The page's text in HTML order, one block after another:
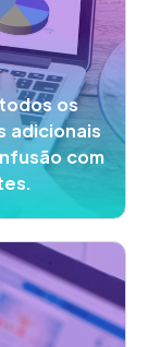
os
adicionais
com